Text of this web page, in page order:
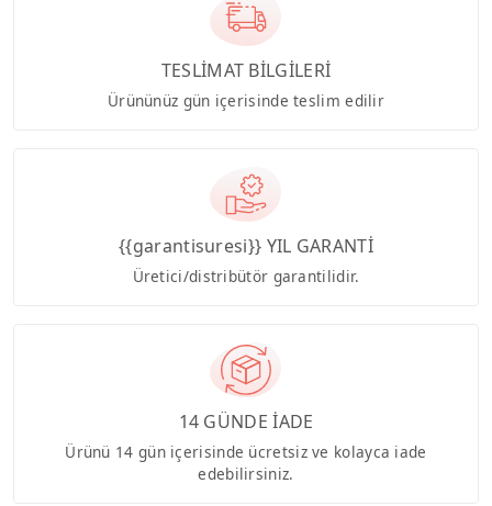
TESLİMAT BİLGİLERİ
Ürününüz gün içerisinde teslim edilir
{{garantisuresi}} YIL GARANTİ
Üretici/distribütör garantilidir.
14 GÜNDE İADE
Ürünü 14 gün içerisinde ücretsiz ve kolayca iade
edebilirsiniz.